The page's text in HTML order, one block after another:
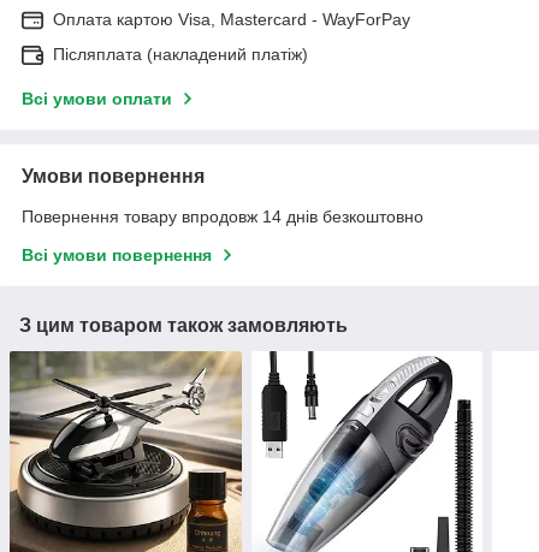
Оплата картою Visa, Mastercard - WayForPay
Післяплата (накладений платіж)
Всі умови оплати
Умови повернення
Повернення товару впродовж 14 днів безкоштовно
Всі умови повернення
З цим товаром також замовляють